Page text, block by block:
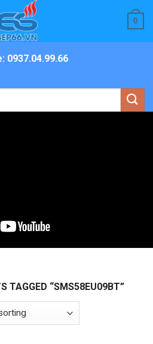
0
0937.04.99.66
TAGGED “SMS58EU09BT”